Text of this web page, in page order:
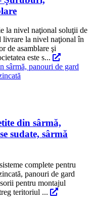
nivel naţional soluţii de
livrare la nivel naţional în
de asamblare şi
este s...
din sârmă,
sudate, sârmă
complete pentru
panouri de gard
pentru montajul
teritoriul ...